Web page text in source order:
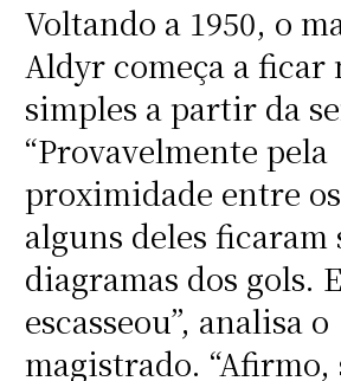
Voltando a 1950, o
Aldyr começa a ficar
simples a partir da
“Provavelmente pela
proximidade entre
alguns deles ficaram
diagramas dos gols.
escasseou”, analisa o
magistrado. “Afirmo,